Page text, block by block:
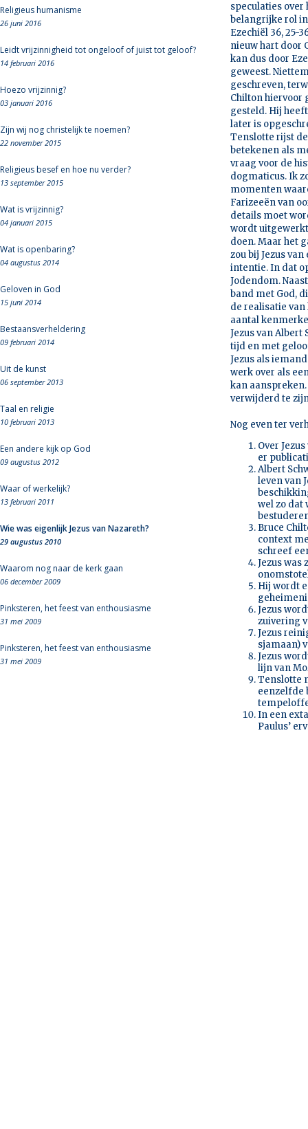
Religieus humanisme
26 juni 2016
Leidt vrijzinnigheid tot ongeloof of juist tot geloof?
14 februari 2016
Hoezo vrijzinnig?
03 januari 2016
Zijn wij nog christelijk te noemen?
22 november 2015
Religieus besef en hoe nu verder?
13 september 2015
Wat is vrijzinnig?
04 januari 2015
Wat is openbaring?
04 augustus 2014
Geloven in God
15 juni 2014
Bestaansverheldering
09 februari 2014
Uit de kunst
06 september 2013
Taal en religie
10 februari 2013
Een andere kijk op God
09 augustus 2012
Waar of werkelijk?
13 februari 2011
Wie was eigenlijk Jezus van Nazareth?
29 augustus 2010
Waarom nog naar de kerk gaan
06 december 2009
Pinksteren, het feest van enthousiasme
31 mei 2009
Pinksteren, het feest van enthousiasme
31 mei 2009
speculaties over
belangrijke rol in
Ezechiël 36, 25-
nieuw hart door
kan dus door
geweest.
geschreven,
Chilton hiervoor
gesteld. Hij
later is
Tenslotte rijst
betekenen als
vraag voor de
dogmaticus. Ik
momenten
Farizeeën van
details moet
wordt
doen. Maar het
zou bij Jezus
intentie. In dat
Jodendom.
band met God,
de realisatie van
aantal
Jezus van Albert
tijd en met
Jezus als
werk over als
kan
verwijderd te
Nog even ter
Over
er
Albert
leven van
wel zo dat
Bruce
context
schreef
Jezus was
Hij wordt
Jezus
zuivering
Jezus
sjamaan)
Jezus
lijn van
Tenslotte
eenzelfde
In een
Paulus’